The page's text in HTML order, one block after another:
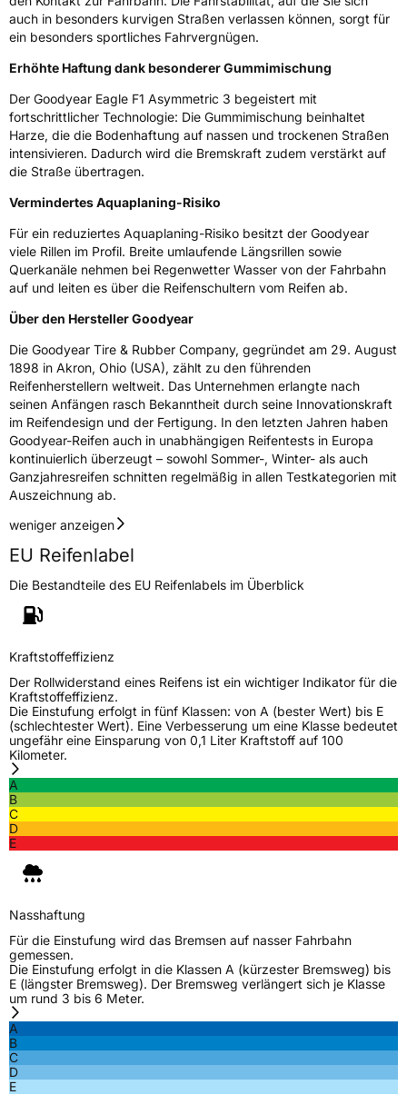
EisgripNein
EPREL ID529594
HerstellerkontaktGoodyear S.A. Innovation Center Avenue
Gordon Smith 7750 Colmar-Berg Luxemburg,
www.goodyear.eu
auch in besonders kurvigen Straßen verlassen können, sorgt für
ein besonders sportliches Fahrvergnügen.
Erhöhte Haftung dank besonderer Gummimischung
Der Goodyear Eagle F1 Asymmetric 3 begeistert mit
fortschrittlicher Technologie: Die Gummimischung beinhaltet
Harze, die die Bodenhaftung auf nassen und trockenen Straßen
intensivieren. Dadurch wird die Bremskraft zudem verstärkt auf
die Straße übertragen.
Vermindertes Aquaplaning-Risiko
Für ein reduziertes Aquaplaning-Risiko besitzt der Goodyear
viele Rillen im Profil. Breite umlaufende Längsrillen sowie
Querkanäle nehmen bei Regenwetter Wasser von der Fahrbahn
auf und leiten es über die Reifenschultern vom Reifen ab.
Über den Hersteller Goodyear
Die Goodyear Tire & Rubber Company, gegründet am 29. August
1898 in Akron, Ohio (USA), zählt zu den führenden
Reifenherstellern weltweit. Das Unternehmen erlangte nach
seinen Anfängen rasch Bekanntheit durch seine Innovationskraft
im Reifendesign und der Fertigung. In den letzten Jahren haben
Goodyear-Reifen auch in unabhängigen Reifentests in Europa
kontinuierlich überzeugt – sowohl Sommer-, Winter- als auch
Ganzjahresreifen schnitten regelmäßig in allen Testkategorien mit
Auszeichnung ab.
weniger anzeigen
EU Reifenlabel
Die Bestandteile des EU Reifenlabels im Überblick
Kraftstoffeffizienz
Der Rollwiderstand eines Reifens ist ein wichtiger Indikator für die
Kraftstoffeffizienz.
Die Einstufung erfolgt in fünf Klassen: von A (bester Wert) bis E
(schlechtester Wert). Eine Verbesserung um eine Klasse bedeutet
ungefähr eine Einsparung von 0,1 Liter Kraftstoff auf 100
Kilometer.
A
B
C
D
E
Nasshaftung
Für die Einstufung wird das Bremsen auf nasser Fahrbahn
gemessen.
Die Einstufung erfolgt in die Klassen A (kürzester Bremsweg) bis
E (längster Bremsweg). Der Bremsweg verlängert sich je Klasse
um rund 3 bis 6 Meter.
A
B
C
D
E